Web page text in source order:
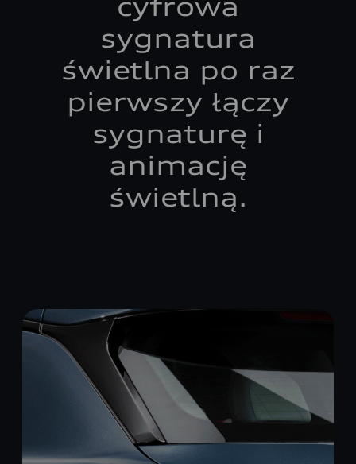
cyfrowa
sygnatura
świetlna po raz
pierwszy łączy
sygnaturę i
animację
świetlną.